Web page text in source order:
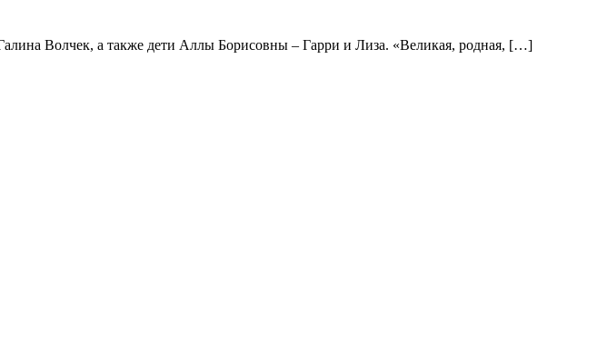
Волчек, а также дети Аллы Борисовны – Гарри и Лиза. «Великая, родная, […]